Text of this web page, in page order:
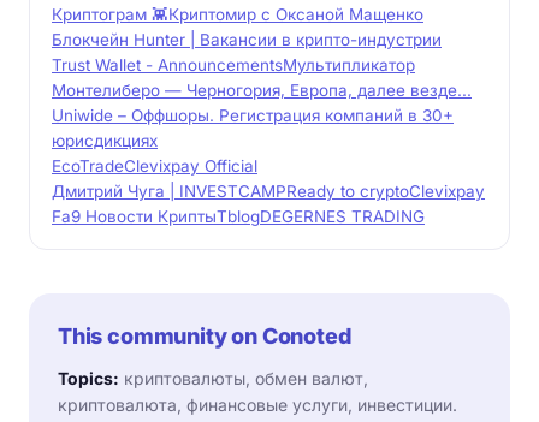
Криптограм 👾Криптомир с Оксаной Мащенко
Блокчейн Hunter | Вакансии в крипто-индустрии
Trust Wallet - AnnouncementsМультипликатор
Монтелиберо — Черногория, Европа, далее везде...
Uniwide – Оффшоры. Регистрация компаний в 30+
юрисдикциях
EcoTradeClevixpay Official
Дмитрий Чуга | INVESTCAMPReady to cryptoClevixpay
Fa9 Новости КриптыTblogDEGERNES TRADING
This community on Conoted
Topics: криптовалюты, обмен валют,
криптовалюта, финансовые услуги, инвестиции.